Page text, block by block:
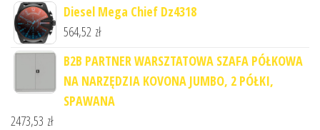
Diesel Mega Chief Dz4318
564,52 zł
B2B PARTNER WARSZTATOWA SZAFA PÓŁKOWA
NA NARZĘDZIA KOVONA JUMBO, 2 PÓŁKI,
SPAWANA
2473,53 zł